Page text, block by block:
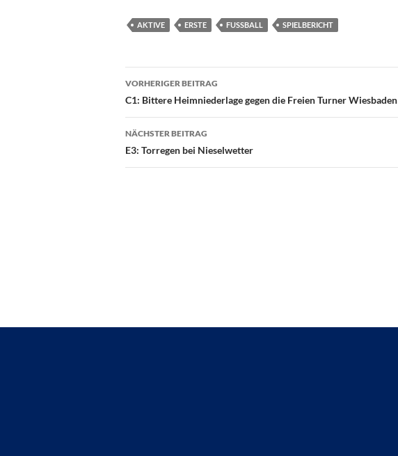
AKTIVE ERSTE FUSSBALL SPIELBERICHT
Beitragsnavigation
VORHERIGER BEITRAG
C1: Bittere Heimniederlage gegen die Freien Turner Wiesbaden
NÄCHSTER BEITRAG
E3: Torregen bei Nieselwetter